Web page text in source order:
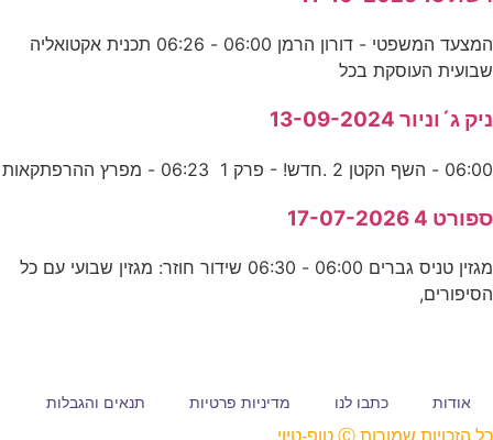
המצעד המשפטי - דורון הרמן 06:00 - 06:26 תכנית אקטואליה
שבועית העוסקת בכל
ניק ג´וניור 13-09-2024
06:00 - השף הקטן 2 .חדש! - פרק 1 06:23 - מפרץ ההרפתקאות
ספורט 4 17-07-2026
מגזין טניס גברים 06:00 - 06:30 שידור חוזר: מגזין שבועי עם כל
הסיפורים,
אודות כתבו לנו מדיניות פרטיות תנאים והגבלות